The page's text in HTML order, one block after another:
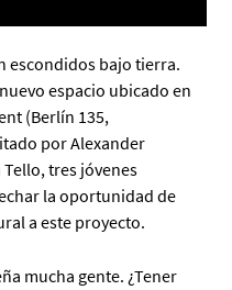
escondidos bajo tierra.
espacio ubicado en
(Berlín 135,
por Alexander
Tello, tres jóvenes
la oportunidad de
a este proyecto.
mucha gente. ¿Tener